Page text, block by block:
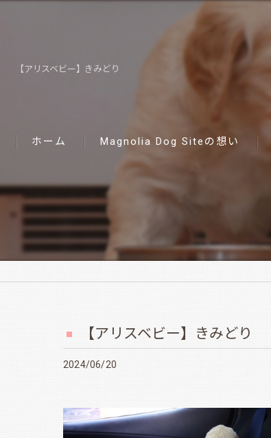
【アリスベビー】きみどり
ホーム Magnolia Dog Siteの想い
【アリスベビー】きみどり
2024/06/20